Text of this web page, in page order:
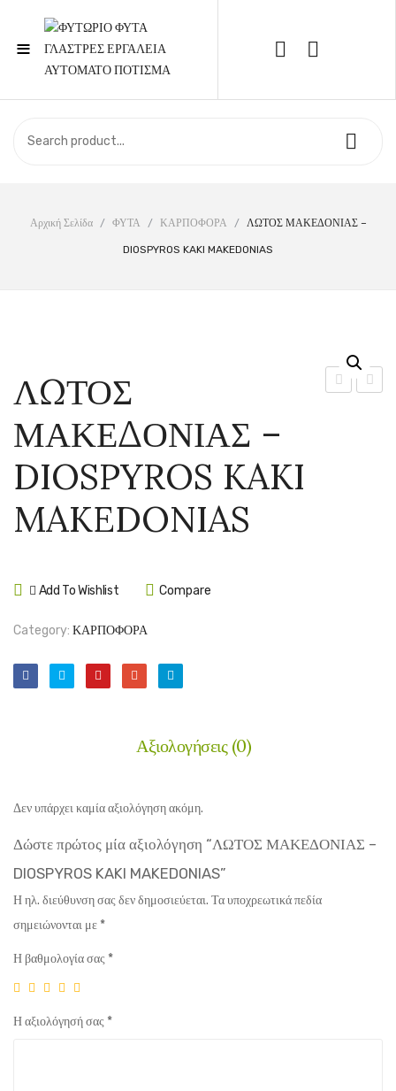
≡
Call Support: 210 6857844
ΣΧΕΤΙΚΆ ΜΕ ΕΜΆΣ
ΕΠΙΚΟΙΝΩΝΊΑ
Αρχική Σελίδα / ΦΥΤΑ / ΚΑΡΠΟΦΟΡΑ / ΛΩΤΟΣ ΜΑΚΕΔΟΝΙΑΣ –
DIOSPYROS KAKI MAKEDONIAS
ΛΩΤΟΣ
ΜΑΚΕΔΟΝΙΑΣ –
DIOSPYROS KAKI
MAKEDONIAS
Add To Wishlist Compare
Category: ΚΑΡΠΟΦΟΡΑ
Αξιολογήσεις (0)
Δεν υπάρχει καμία αξιολόγηση ακόμη.
Δώστε πρώτος μία αξιολόγηση “ΛΩΤΟΣ ΜΑΚΕΔΟΝΙΑΣ –
DIOSPYROS KAKI MAKEDONIAS”
Η ηλ. διεύθυνση σας δεν δημοσιεύεται. Τα υποχρεωτικά πεδία
σημειώνονται με *
Η βαθμολογία σας *
Η αξιολόγησή σας *